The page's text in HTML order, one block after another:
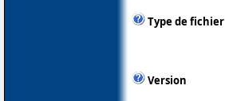
Type de fichier
Version